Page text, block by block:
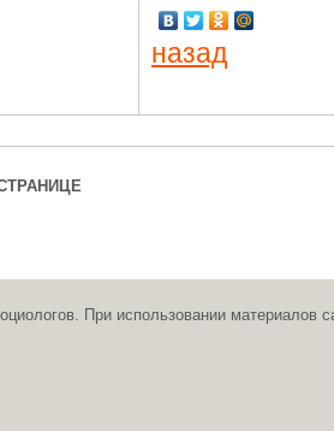
назад
При использовании материалов